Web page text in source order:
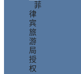
菲
律
宾
旅
游
局
授
权